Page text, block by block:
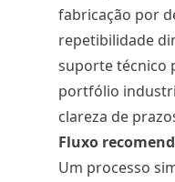
fabricação por
repetibilidade
suporte técnico
portfólio
clareza de
Fluxo
Um processo